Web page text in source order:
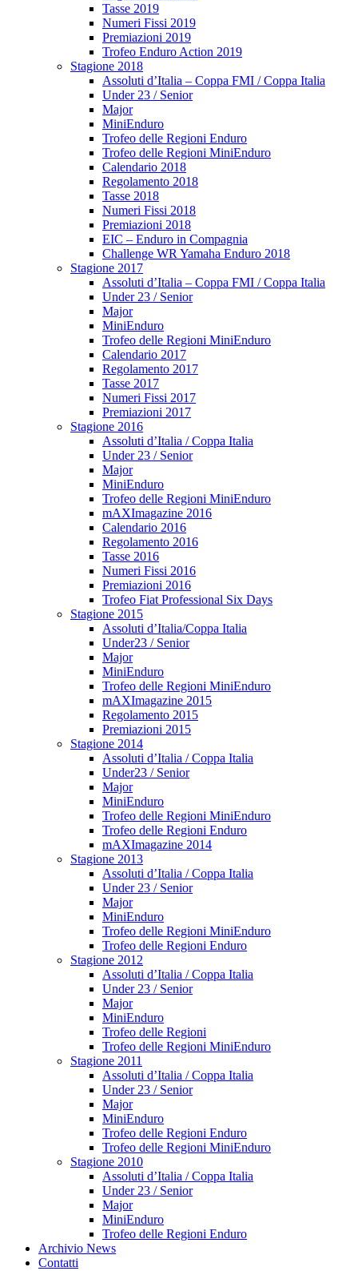
Tasse 2019
Numeri Fissi 2019
Premiazioni 2019
Trofeo Enduro Action 2019
Stagione 2018
Assoluti d’Italia – Coppa FMI / Coppa Italia
Under 23 / Senior
Major
MiniEnduro
Trofeo delle Regioni Enduro
Trofeo delle Regioni MiniEnduro
Calendario 2018
Regolamento 2018
Tasse 2018
Numeri Fissi 2018
Premiazioni 2018
EIC – Enduro in Compagnia
Challenge WR Yamaha Enduro 2018
Stagione 2017
Assoluti d’Italia – Coppa FMI / Coppa Italia
Under 23 / Senior
Major
MiniEnduro
Trofeo delle Regioni MiniEnduro
Calendario 2017
Regolamento 2017
Tasse 2017
Numeri Fissi 2017
Premiazioni 2017
Stagione 2016
Assoluti d’Italia / Coppa Italia
Under 23 / Senior
Major
MiniEnduro
Trofeo delle Regioni MiniEnduro
mAXImagazine 2016
Calendario 2016
Regolamento 2016
Tasse 2016
Numeri Fissi 2016
Premiazioni 2016
Trofeo Fiat Professional Six Days
Stagione 2015
Assoluti d’Italia/Coppa Italia
Under23 / Senior
Major
MiniEnduro
Trofeo delle Regioni MiniEnduro
mAXImagazine 2015
Regolamento 2015
Premiazioni 2015
Stagione 2014
Assoluti d’Italia / Coppa Italia
Under23 / Senior
Major
MiniEnduro
Trofeo delle Regioni MiniEnduro
Trofeo delle Regioni Enduro
mAXImagazine 2014
Stagione 2013
Assoluti d’Italia / Coppa Italia
Under 23 / Senior
Major
MiniEnduro
Trofeo delle Regioni MiniEnduro
Trofeo delle Regioni Enduro
Stagione 2012
Assoluti d’Italia / Coppa Italia
Under 23 / Senior
Major
MiniEnduro
Trofeo delle Regioni
Trofeo delle Regioni MiniEnduro
Stagione 2011
Assoluti d’Italia / Coppa Italia
Under 23 / Senior
Major
MiniEnduro
Trofeo delle Regioni Enduro
Trofeo delle Regioni MiniEnduro
Stagione 2010
Assoluti d’Italia / Coppa Italia
Under 23 / Senior
Major
MiniEnduro
Trofeo delle Regioni Enduro
Archivio News
Contatti